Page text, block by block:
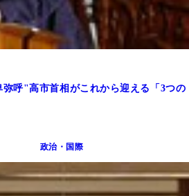
呼"高市首相がこれから迎える「3つの
政治・国際